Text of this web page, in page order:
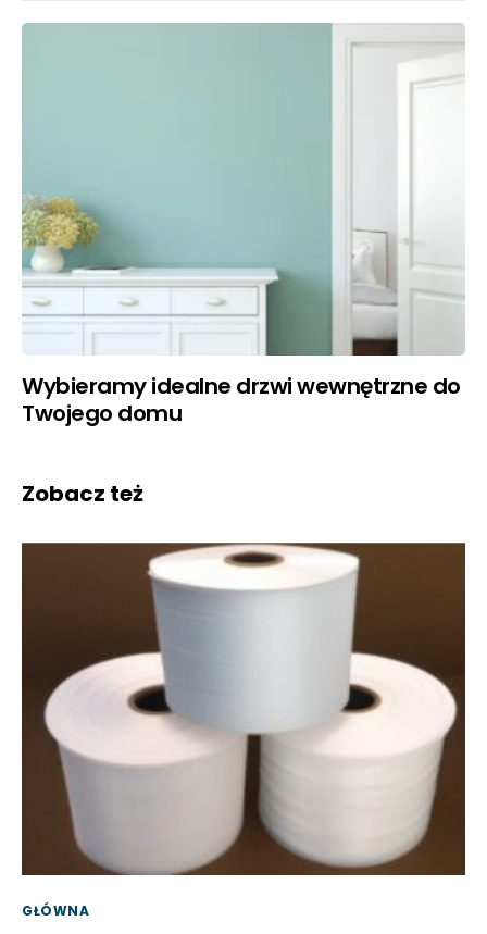
Wybieramy idealne drzwi wewnętrzne do
Twojego domu
Zobacz też
GŁÓWNA